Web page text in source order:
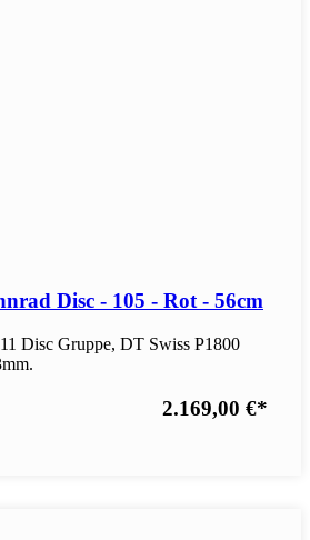
Disc - 105 - Rot - 56cm
Disc Gruppe, DT Swiss P1800
2.169,00 €*